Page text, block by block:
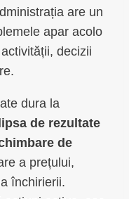
are un
apar acolo
decizii
dura la
de rezultate
de
a prețului,
închirierii.